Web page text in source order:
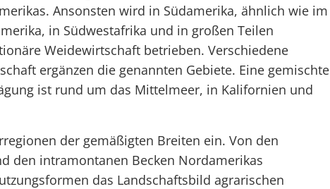
Ansonsten wird in Südamerika, ähnlich wie im
in Südwestafrika und in großen Teilen
Weidewirtschaft betrieben. Verschiedene
ergänzen die genannten Gebiete. Eine gemischte
ist rund um das Mittelmeer, in Kalifornien und
der gemäßigten Breiten ein. Von den
den intramontanen Becken Nordamerikas
das Landschaftsbild agrarischen